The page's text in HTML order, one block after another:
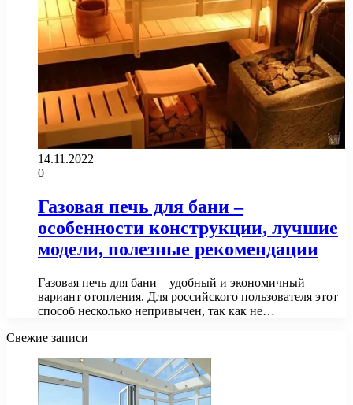
14.11.2022
0
Газовая печь для бани –
особенности конструкции, лучшие
модели, полезные рекомендации
Газовая печь для бани – удобный и экономичный
вариант отопления. Для российского пользователя этот
способ несколько непривычен, так как не…
Свежие записи